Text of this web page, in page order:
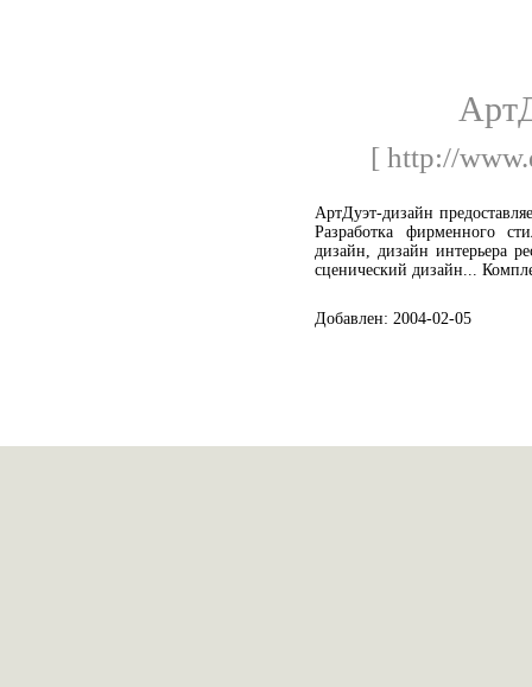
[ http://
АртДуэт-дизайн
Разработка фирменного
дизайн, дизайн интерьера
сценический дизайн...
Добавлен: 2004-02-05